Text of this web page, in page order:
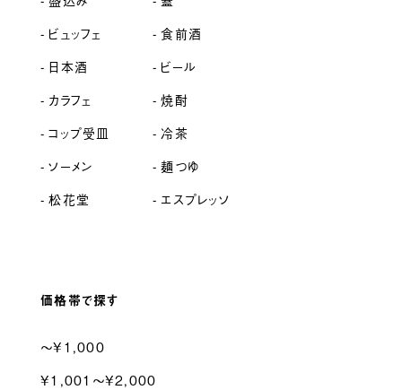
ビュッフェ
食前酒
日本酒
ビール
カラフェ
焼酎
コップ受皿
冷茶
ソーメン
麺つゆ
松花堂
エスプレッソ
価格帯で探す
〜¥1,000
¥1,001〜¥2,000